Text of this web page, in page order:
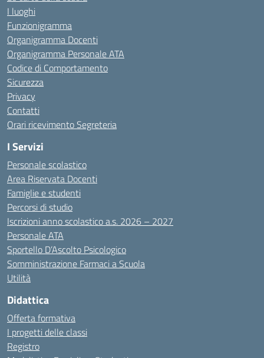
I luoghi
Funzionigramma
Organigramma Docenti
Organigramma Personale ATA
Codice di Comportamento
Sicurezza
Privacy
Contatti
Orari ricevimento Segreteria
I Servizi
Personale scolastico
Area Riservata Docenti
Famiglie e studenti
Percorsi di studio
Iscrizioni anno scolastico a.s. 2026 – 2027
Personale ATA
Sportello D’Ascolto Psicologico
Somministrazione Farmaci a Scuola
Utilità
Didattica
Offerta formativa
I progetti delle classi
Registro